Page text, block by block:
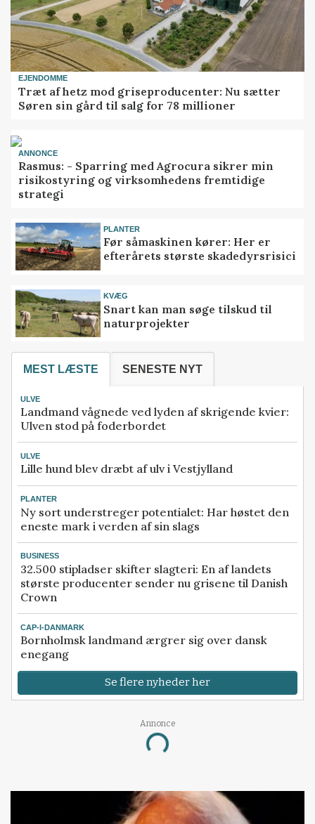
EJENDOMME
Træt af hetz mod griseproducenter: Nu sætter
Søren sin gård til salg for 78 millioner
ANNONCE
Rasmus: - Sparring med Agrocura sikrer min
risikostyring og virksomhedens fremtidige
strategi
PLANTER
Før såmaskinen kører: Her er
efterårets største skadedyrsrisici
KVÆG
Snart kan man søge tilskud til
naturprojekter
MEST LÆSTE SENESTE NYT
ULVE
Landmand vågnede ved lyden af skrigende kvier:
Ulven stod på foderbordet
ULVE
Lille hund blev dræbt af ulv i Vestjylland
PLANTER
Ny sort understreger potentialet: Har høstet den
eneste mark i verden af sin slags
BUSINESS
32.500 stipladser skifter slagteri: En af landets
største producenter sender nu grisene til Danish
Crown
CAP-I-DANMARK
Bornholmsk landmand ærgrer sig over dansk
enegang
Se flere nyheder her
Annonce
Loading...